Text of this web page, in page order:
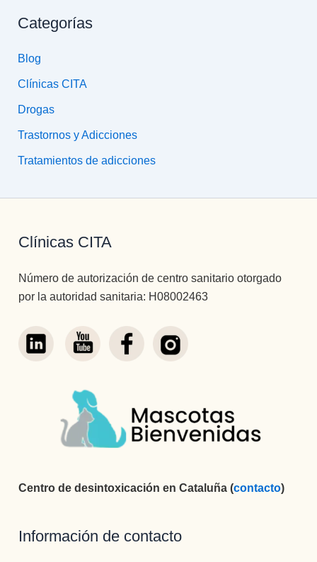
Categorías
Blog
Clínicas CITA
Drogas
Trastornos y Adicciones
Tratamientos de adicciones
Clínicas CITA
Número de autorización de centro sanitario otorgado
por la autoridad sanitaria: H08002463
Centro de desintoxicación en Cataluña (contacto)
Información de contacto